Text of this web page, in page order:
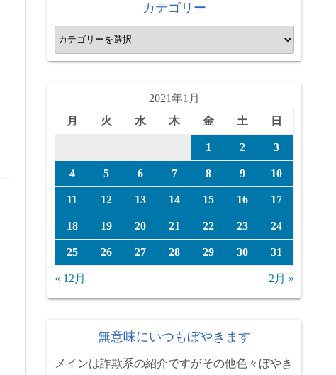
カテゴリー
カ
テ
2021年1月
月
火 水 木 金 土 日
1 2 3
4 5 6 7 8 9 10
11 12 13 14 15 16 17
18 19 20 21 22 23 24
25 26 27 28 29 30 31
« 12月 2月 »
無意味にいつもぼやきます
メインは詐欺系の紹介ですがその他色々ぼやき